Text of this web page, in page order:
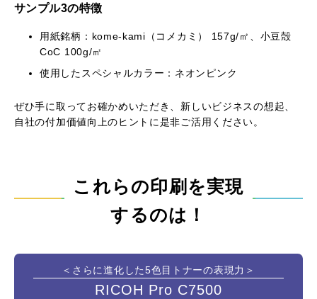
サンプル3の特徴
用紙銘柄：kome-kami（コメカミ） 157g/㎡、小豆殻
CoC 100g/㎡
使用したスペシャルカラー：ネオンピンク
ぜひ手に取ってお確かめいただき、新しいビジネスの想起、
自社の付加価値向上のヒントに是非ご活用ください。
これらの印刷を実現
するのは！
＜さらに進化した5色目トナーの表現力＞
RICOH Pro C7500